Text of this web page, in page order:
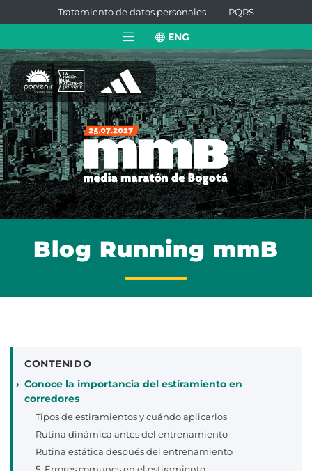
Tratamiento de datos personales PQRS
ENG
Blog Running mmB
CONTENIDO
Conoce la importancia del estiramiento en
corredores
Tipos de estiramientos y cuándo aplicarlos
Rutina dinámica antes del entrenamiento
Rutina estática después del entrenamiento